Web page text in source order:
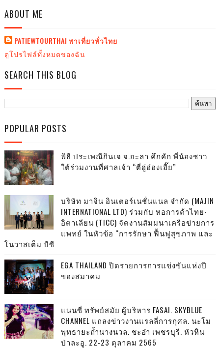
ABOUT ME
PATIEWTOURTHAI พาเที่ยวทั่วไทย
ดูโปรไฟล์ทั้งหมดของฉัน
SEARCH THIS BLOG
POPULAR POSTS
พิธี ประเพณีกินเจ จ.ยะลา คึกคัก พี่น้องชาว
ใต้ร่วมงานที่ศาลเจ้า “ตี่ฮู่อ๋องเอี๊ย”
บริษัท มาจิน อินเตอร์เนชั่นแนล จำกัด (MAJIN
INTERNATIONAL LTD) ร่วมกับ หอการค้าไทย-
อิตาเลียน (TICC) จัดงานสัมมนาเครือข่ายการ
แพทย์ ในหัวข้อ “การรักษา ฟื้นฟูสุขภาพ และ
โนวาสเต็ม บีซี
EGA THAILAND ปิดรายการการแข่งขันแห่งปี
ของสมาคม
แนนซี่ ทรัพย์สมัย ผู้บริหาร FASAI. SKYBLUE
CHANNEL แถลงข่าวงานแรลลี่การกุศล. นะโม
พุทธายะถ้ำนางนวล. ชะอำ เพชรบุรี. หัวหิน
ป่าละอู. 22-23 ตุลาคม 2565